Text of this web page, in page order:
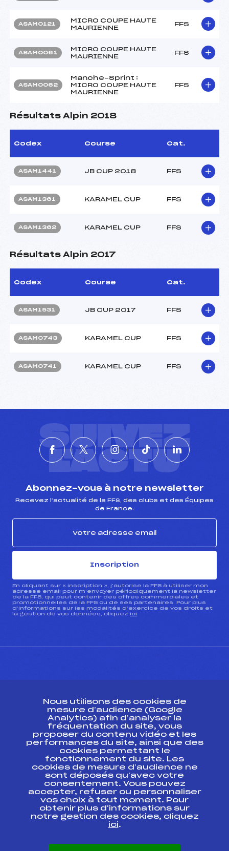
ASAM0121
MICRO COUPE HAUTE
MAURIENNE
FFS
ASAM0061
MICRO COUPE HAUTE
MAURIENNE
FFS
ASAM0062
Manche-Sprint :
MICRO COUPE HAUTE
MAURIENNE
FFS
Résultats Alpin 2018
Codex Course Cat.
ASAM1441 JB CUP 2018 FFS
ASAM1361 KARAMEL CUP FFS
ASAM1362 KARAMEL CUP FFS
Résultats Alpin 2017
Codex Course Cat.
ASAM1531 JB CUP 2017 FFS
ASAM0743 KARAMEL CUP FFS
ASAM0741 KARAMEL CUP FFS
SUIVEZ
L'ACTU
Abonnez-vous à notre newsletter
Recevez l’actualité de la FFS, des clubs et des Équipes
de France.
Inscription
En cliquant sur « inscription », j’autorise la FFS à utiliser mon
adresse email pour m’envoyer périodiquement la newsletter
de la FFS, qui peut contenir des offres commerciales et
promotionnelles de la FFS ou de ses partenaires. Pour plus
d’informations sur les modalités d’exercice de vos droits et
la gestion de vos données, cliquez ici
ESPACE PRESSE
Ressources
Pass’Neige
Projet sportif fédéral
Projet de performance fédéral
Antidopage
Pôle Développement, Formation, Suivi
Scientifique
Listes ministérielles
Pôle vie de l’athlète
Nous utilisons des cookies de
mesure d’audience (Google
Analytics) afin d’analyser la
fréquentation du site, vous
proposer du contenu vidéo et les
performances du site, ainsi que des
cookies permettant le
fonctionnement du site. Les
cookies de mesure d’audience ne
sont déposés qu’avec votre
consentement. Vous pouvez
accepter, refuser ou personnaliser
vos choix à tout moment. Pour
obtenir plus d'informations sur
notre gestion des cookies, cliquez
ici.